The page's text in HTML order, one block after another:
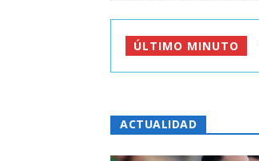
ÚLTIMO MINUTO
ACTUALIDAD